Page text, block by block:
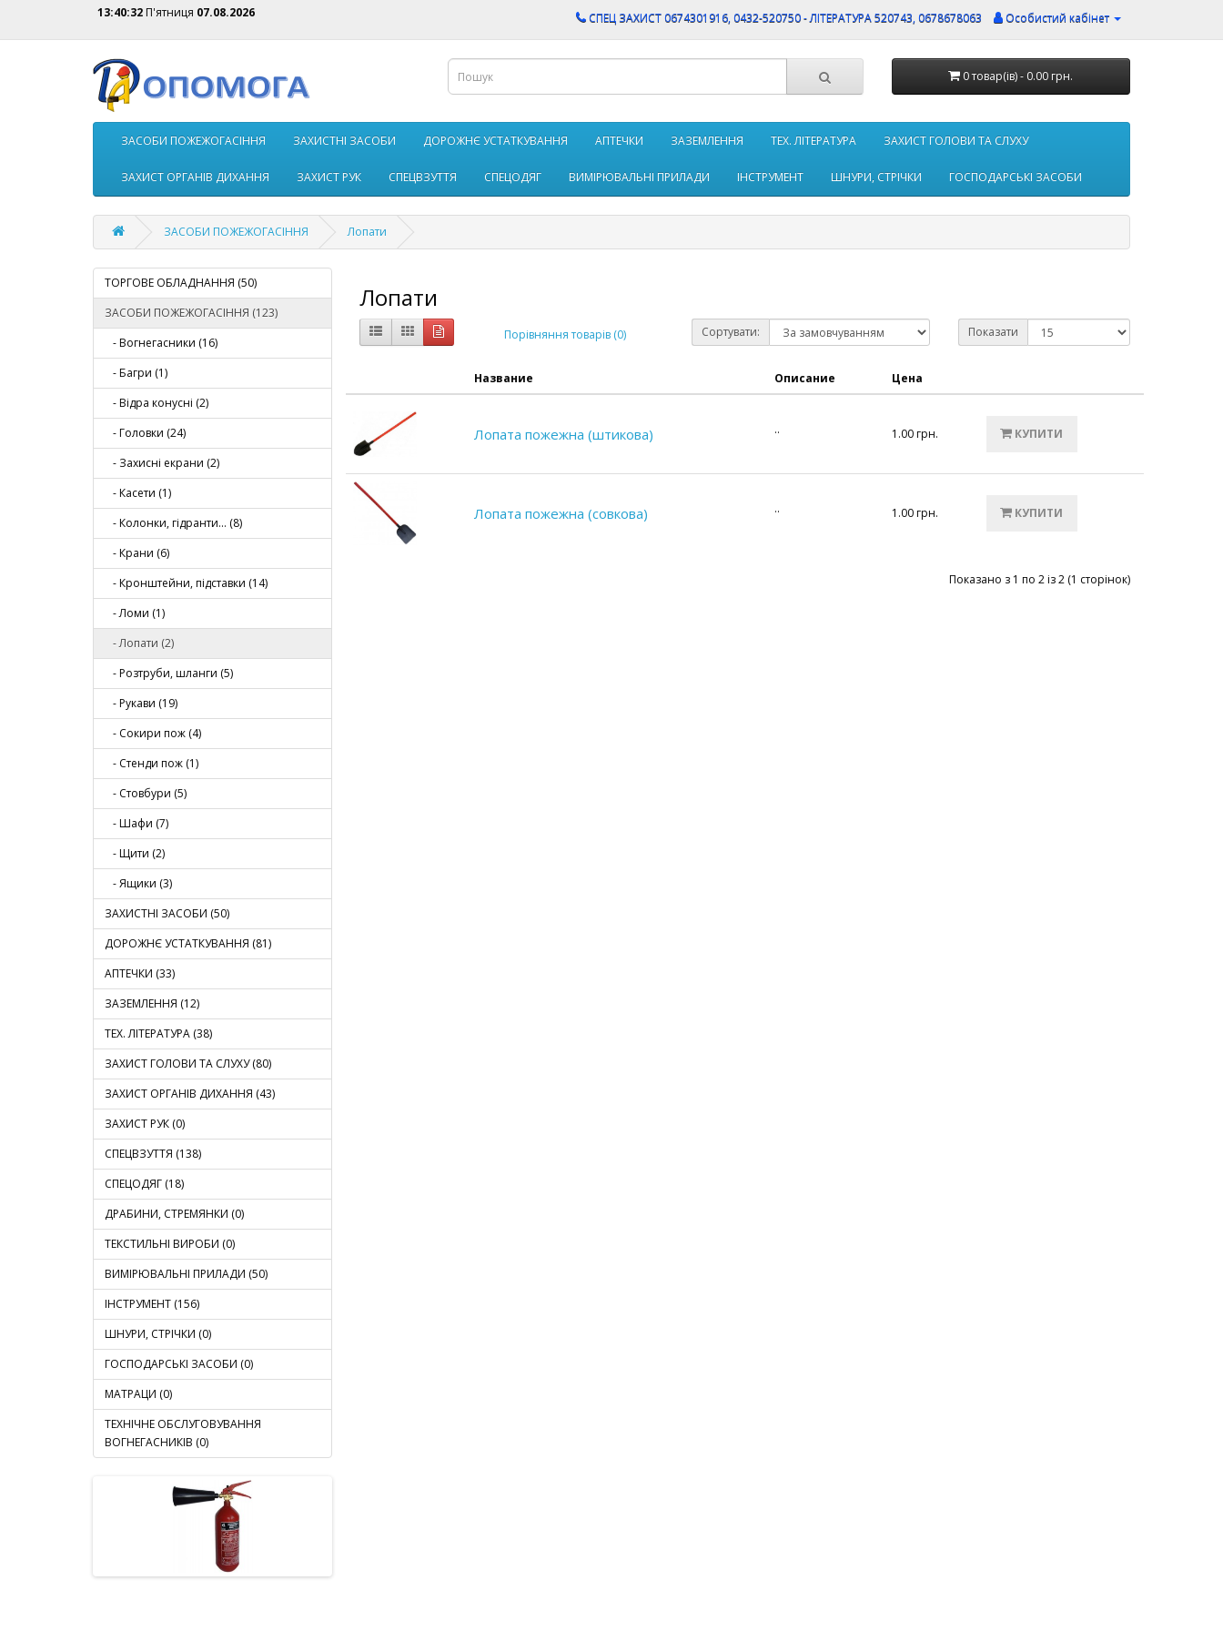
13:40:32 П'ятниця 07.08.2026 CПЕЦ ЗАХИСТ 0674301916, 0432-520750 - ЛІТЕРАТУРА 520743, 0678678063 Особистий кабінет
0 товар(ів) - 0.00 грн.
ЗАСОБИ ПОЖЕЖОГАСIННЯ ЗАХИСТНІ ЗАСОБИ ДОРОЖНЄ УСТАТКУВАННЯ АПТЕЧКИ ЗАЗЕМЛЕННЯ ТЕХ. ЛІТЕРАТУРА ЗАХИСТ ГОЛОВИ ТА СЛУХУ
ЗАХИСТ ОРГАНІВ ДИХАННЯ ЗАХИСТ РУК СПЕЦВЗУТТЯ СПЕЦОДЯГ ВИМІРЮВАЛЬНІ ПРИЛАДИ ІНСТРУМЕНТ ШНУРИ, СТРІЧКИ ГОСПОДАРСЬКІ ЗАСОБИ
ЗАСОБИ ПОЖЕЖОГАСIННЯ Лопати
ТОРГОВЕ ОБЛАДНАННЯ (50)
ЗАСОБИ ПОЖЕЖОГАСIННЯ (123)
- Вогнегасники (16)
- Багри (1)
- Вiдра конусні (2)
- Головки (24)
- Захисні екрани (2)
- Касети (1)
- Колонки, гідранти... (8)
- Крани (6)
- Кронштейни, підставки (14)
- Ломи (1)
- Лопати (2)
- Розтруби, шланги (5)
- Рукави (19)
- Сокири пож (4)
- Стенди пож (1)
- Стовбури (5)
- Шафи (7)
- Щити (2)
- Ящики (3)
ЗАХИСТНІ ЗАСОБИ (50)
ДОРОЖНЄ УСТАТКУВАННЯ (81)
АПТЕЧКИ (33)
ЗАЗЕМЛЕННЯ (12)
ТЕХ. ЛІТЕРАТУРА (38)
ЗАХИСТ ГОЛОВИ ТА СЛУХУ (80)
ЗАХИСТ ОРГАНІВ ДИХАННЯ (43)
ЗАХИСТ РУК (0)
СПЕЦВЗУТТЯ (138)
СПЕЦОДЯГ (18)
ДРАБИНИ, СТРЕМЯНКИ (0)
ТЕКСТИЛЬНІ ВИРОБИ (0)
ВИМІРЮВАЛЬНІ ПРИЛАДИ (50)
ІНСТРУМЕНТ (156)
ШНУРИ, СТРІЧКИ (0)
ГОСПОДАРСЬКІ ЗАСОБИ (0)
МАТРАЦИ (0)
ТЕХНІЧНЕ ОБСЛУГОВУВАННЯ
ВОГНЕГАСНИКІВ (0)
Лопати
Порівняння товарів (0) Сортувати: Показати
Название Описание Цена
Лопата пожежна (штикова) .. 1.00 грн. КУПИТИ
Лопата пожежна (совкова) .. 1.00 грн. КУПИТИ
Показано з 1 по 2 із 2 (1 сторінок)